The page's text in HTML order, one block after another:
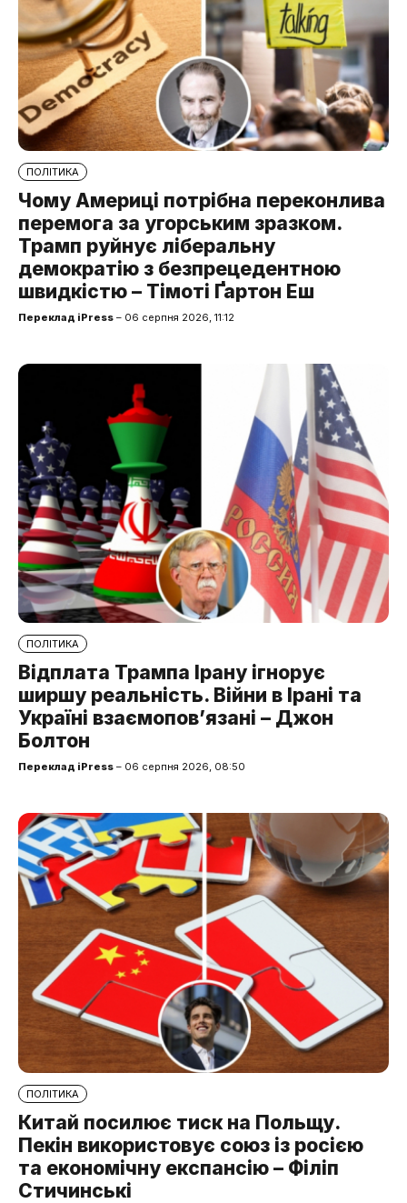
ПОЛІТИКА
Чому Америці потрібна переконлива
перемога за угорським зразком.
Трамп руйнує ліберальну
демократію з безпрецедентною
швидкістю – Тімоті Ґартон Еш
Переклад iPress – 06 серпня 2026, 11:12
ПОЛІТИКА
Відплата Трампа Ірану ігнорує
ширшу реальність. Війни в Ірані та
Україні взаємопов’язані – Джон
Болтон
Переклад iPress – 06 серпня 2026, 08:50
ПОЛІТИКА
Китай посилює тиск на Польщу.
Пекін використовує союз із росією
та економічну експансію – Філіп
Стичинські